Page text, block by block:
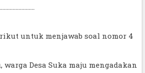
untuk menjawab soal nomor 4
Desa Suka maju mengadakan